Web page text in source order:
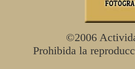
©2006
Prohibida la